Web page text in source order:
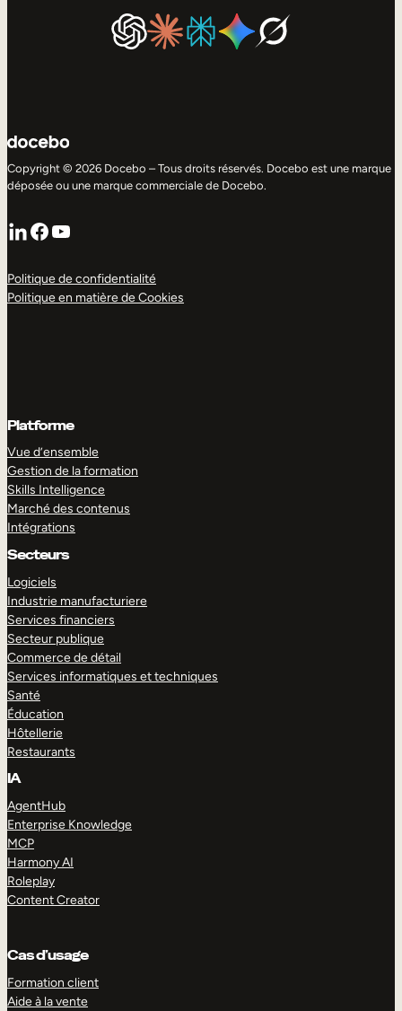
Copyright © 2026 Docebo – Tous droits réservés. Docebo est une marque
déposée ou une marque commerciale de Docebo.
LinkedIn
Facebook
YouTube
Politique de confidentialité
Politique en matière de Cookies
Platforme
Vue d’ensemble
Gestion de la formation
Skills Intelligence
Marché des contenus
Intégrations
Secteurs
Logiciels
Industrie manufacturiere
Services financiers
Secteur publique
Commerce de détail
Services informatiques et techniques
Santé
Éducation
Hôtellerie
Restaurants
IA
AgentHub
Enterprise Knowledge
MCP
Harmony AI
Roleplay
Content Creator
Cas d’usage
Formation client
Aide à la vente